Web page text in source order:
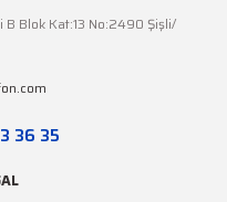
B Blok Kat:13 No:2490 Şişli/
36 35